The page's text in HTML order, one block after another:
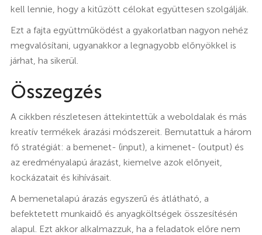
kell lennie, hogy a kitűzött célokat együttesen szolgálják.
Ezt a fajta együttműködést a gyakorlatban nagyon nehéz
megvalósítani, ugyanakkor a legnagyobb előnyökkel is
járhat, ha sikerül.
Összegzés
A cikkben részletesen áttekintettük a weboldalak és más
kreatív termékek árazási módszereit. Bemutattuk a három
fő stratégiát: a bemenet- (input), a kimenet- (output) és
az eredményalapú árazást, kiemelve azok előnyeit,
kockázatait és kihívásait.
A bemenetalapú árazás egyszerű és átlátható, a
befektetett munkaidő és anyagköltségek összesítésén
alapul. Ezt akkor alkalmazzuk, ha a feladatok előre nem